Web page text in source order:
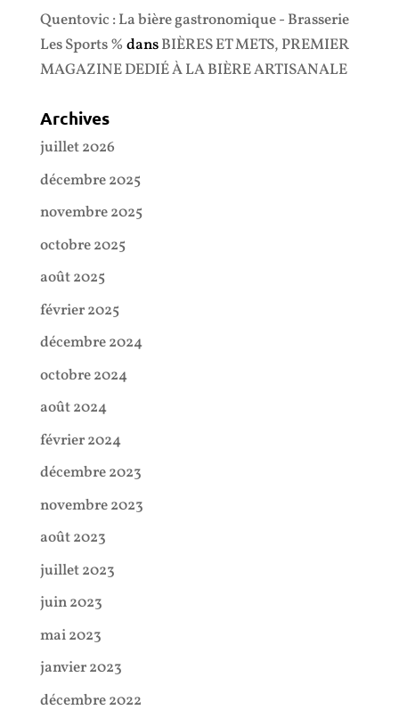
Quentovic : La bière gastronomique - Brasserie
Les Sports % dansBIÈRES ET METS, PREMIER
MAGAZINE DEDIÉ À LA BIÈRE ARTISANALE
Archives
juillet 2026
décembre 2025
novembre 2025
octobre 2025
août 2025
février 2025
décembre 2024
octobre 2024
août 2024
février 2024
décembre 2023
novembre 2023
août 2023
juillet 2023
juin 2023
mai 2023
janvier 2023
décembre 2022